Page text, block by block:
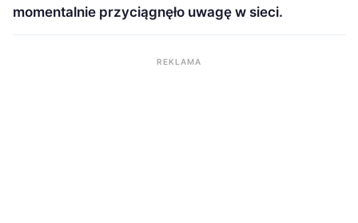
momentalnie przyciągnęło uwagę w sieci.
REKLAMA